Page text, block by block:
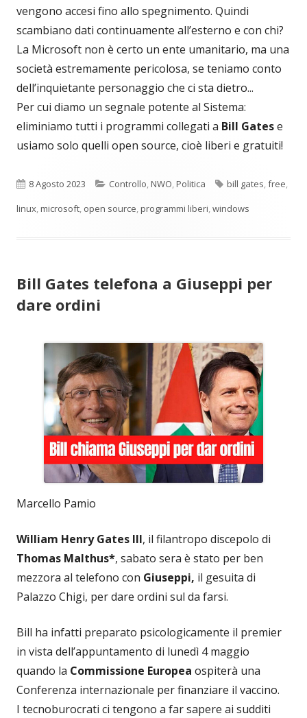
vengono accesi fino allo spegnimento. Quindi
scambiano dati continuamente all’esterno e con chi?
La Microsoft non è certo un ente umanitario, ma una
società estremamente pericolosa, se teniamo conto
dell’inquietante personaggio che ci sta dietro...
Per cui diamo un segnale potente al Sistema:
eliminiamo tutti i programmi collegati a Bill Gatese
usiamo solo quelli open source, cioè liberi e gratuiti!
Pubblicato
8 Agosto 2023 Categorie
Controllo,NWO,Politica Tag
bill gates,free,
linux,microsoft, open source,programmi liberi,windows
Bill Gates telefona a Giuseppi per
dare ordini
Marcello Pamio
William Henry Gates III, il filantropo discepolo di
Thomas Malthus*, sabato sera è stato per ben
mezzora al telefono con Giuseppi, il gesuita di
Palazzo Chigi, per dare ordini sul da farsi.
Bill ha infatti preparato psicologicamente il premier
in vista dell’appuntamento di lunedì 4 maggio
quando la Commissione Europea ospiterà una
Conferenza internazionale per finanziare il vaccino.
I tecnoburocrati ci tengono a far sapere ai sudditi